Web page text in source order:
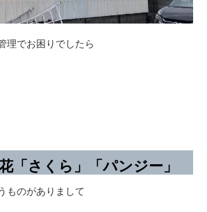
理でお困りでしたら
「さくら」「パンジー」
ものがありまして